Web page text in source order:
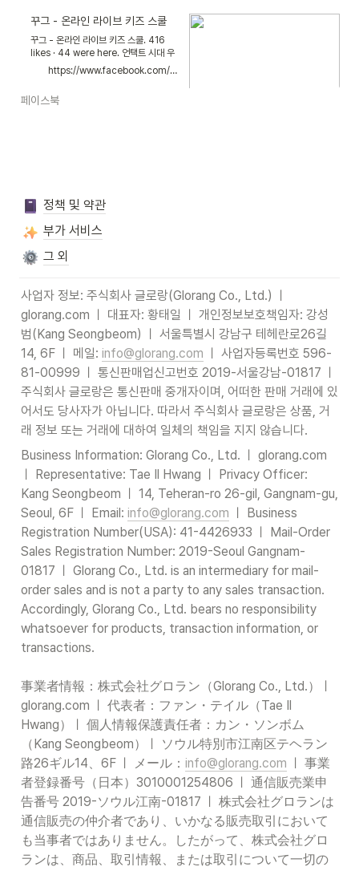
꾸그 - 온라인 라이브 키즈 스쿨
꾸그 - 온라인 라이브 키즈 스쿨. 416
likes · 44 were here. 언택트 시대 우
리 아이 가능성을 확장시키는 온라인 라
이브 클래스
https://www.facebook.com/ggugeofficial/
페이스북
정책 및 약관
부가 서비스
그 외
사업자 정보: 주식회사 글로랑(Glorang Co., Ltd.) ㅣ
glorang.com ㅣ 대표자: 황태일 ㅣ 개인정보보호책임자: 강성
범(Kang Seongbeom) ㅣ 서울특별시 강남구 테헤란로26길
14, 6F ㅣ 메일: info@glorang.com ㅣ 사업자등록번호 596-
81-00999 ㅣ 통신판매업신고번호 2019-서울강남-01817 ㅣ
주식회사 글로랑은 통신판매 중개자이며, 어떠한 판매 거래에 있
어서도 당사자가 아닙니다. 따라서 주식회사 글로랑은 상품, 거
래 정보 또는 거래에 대하여 일체의 책임을 지지 않습니다.
Business Information: Glorang Co., Ltd. ㅣ glorang.com
ㅣ Representative: Tae Il Hwang ㅣ Privacy Officer:
Kang Seongbeom ㅣ 14, Teheran-ro 26-gil, Gangnam-gu,
Seoul, 6F ㅣ Email: info@glorang.com ㅣ Business
Registration Number(USA): 41-4426933 ㅣ Mail-Order
Sales Registration Number: 2019-Seoul Gangnam-
01817 ㅣ Glorang Co., Ltd. is an intermediary for mail-
order sales and is not a party to any sales transaction.
Accordingly, Glorang Co., Ltd. bears no responsibility
whatsoever for products, transaction information, or
transactions.
事業者情報：株式会社グロラン（Glorang Co., Ltd.）ㅣ
glorang.com ㅣ 代表者：ファン・テイル（Tae Il
Hwang）ㅣ 個人情報保護責任者：カン・ソンボム
（Kang Seongbeom）ㅣ ソウル特別市江南区テヘラン
路26ギル14、6F ㅣ メール： info@glorang.com ㅣ 事業
者登録番号（日本）3010001254806 ㅣ 通信販売業申
告番号 2019-ソウル江南-01817 ㅣ 株式会社グロランは
通信販売の仲介者であり、いかなる販売取引において
も当事者ではありません。したがって、株式会社グロ
ランは、商品、取引情報、または取引について一切の